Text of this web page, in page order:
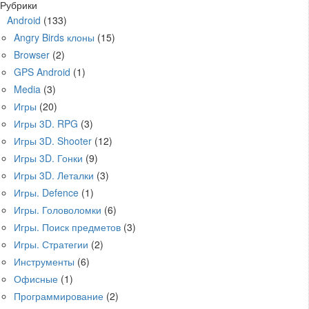
Рубрики
Android (133)
Angry Birds клоны (15)
Browser (2)
GPS Android (1)
Media (3)
Игры (20)
Игры 3D. RPG (3)
Игры 3D. Shooter (12)
Игры 3D. Гонки (9)
Игры 3D. Леталки (3)
Игры. Defence (1)
Игры. Головоломки (6)
Игры. Поиск предметов (3)
Игры. Стратегии (2)
Инструменты (6)
Офисные (1)
Программирование (2)